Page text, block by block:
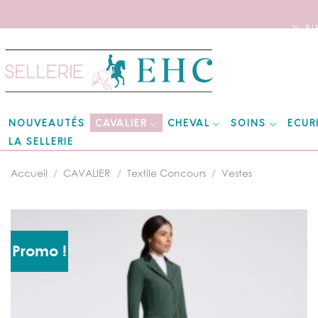
🦄
to
content
NOUVEAUTÉS CAVALIER CHEVAL SOINS
LA SELLERIE
Accueil / CAVALIER / Textile Concours / Vestes
Promo !